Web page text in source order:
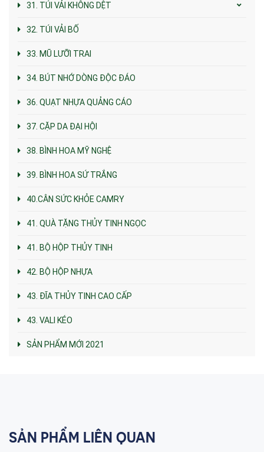
31. TÚI VẢI KHÔNG DỆT
32. TÚI VẢI BỐ
33. MŨ LƯỠI TRAI
34. BÚT NHỚ DÒNG ĐỘC ĐÁO
36. QUẠT NHỰA QUẢNG CÁO
37. CẶP DA ĐẠI HỘI
38. BÌNH HOA MỸ NGHỆ
39. BÌNH HOA SỨ TRẮNG
40.CÂN SỨC KHỎE CAMRY
41. QUÀ TẶNG THỦY TINH NGỌC
41. BỘ HỘP THỦY TINH
42. BỘ HỘP NHỰA
43. ĐĨA THỦY TINH CAO CẤP
43. VALI KÉO
SẢN PHẨM MỚI 2021
SẢN PHẨM LIÊN QUAN